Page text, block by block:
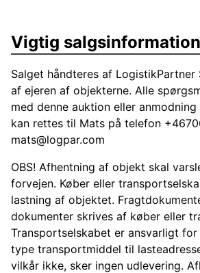
Vigtig salgsinformation
Salget håndteres af LogistikPartner
af ejeren af objekterne. Alle
med denne auktion eller
kan rettes til Mats på telefon
mats@logpar.com
OBS! Afhentning af objekt skal
forvejen. Køber eller
lastning af objektet.
dokumenter skrives af køber eller
Transportselskabet er ansvarligt
type transportmiddel til
vilkår ikke, sker ingen udlevering.